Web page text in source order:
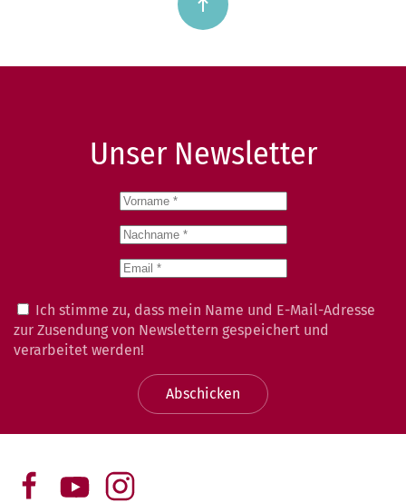
Unser Newsletter
Ich stimme zu, dass mein Name und E-Mail-Adresse
zur Zusendung von Newslettern gespeichert und
verarbeitet werden!
Abschicken